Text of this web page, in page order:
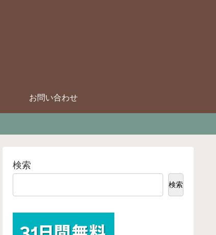
お問い合わせ
検索
検索